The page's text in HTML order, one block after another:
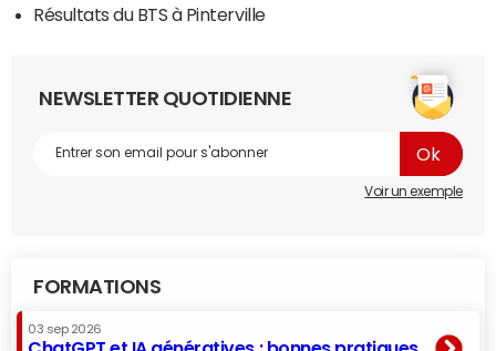
Résultats du BTS à Pinterville
NEWSLETTER QUOTIDIENNE
Voir un exemple
FORMATIONS
03 sep 2026